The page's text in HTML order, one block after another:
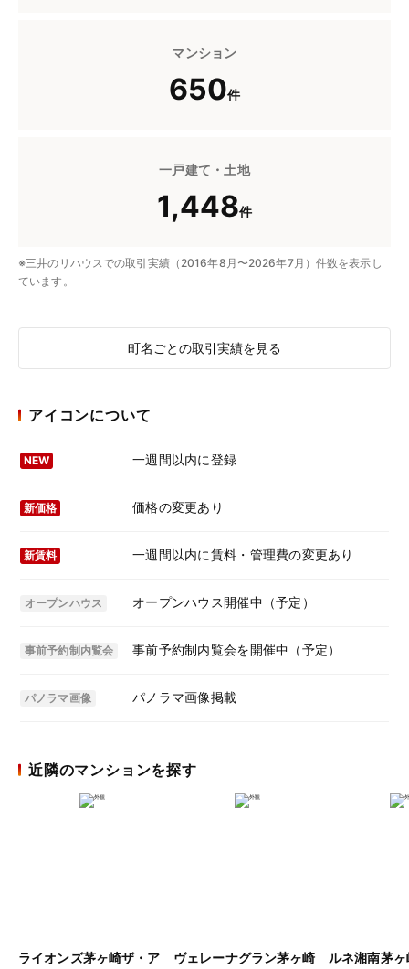
マンション
650件
一戸建て・土地
1,448件
※三井のリハウスでの取引実績（2016年8月〜2026年7月）件数を表示し
ています。
町名ごとの取引実績を見る
アイコンについて
NEW 一週間以内に登録
新価格 価格の変更あり
新賃料 一週間以内に賃料・管理費の変更あり
オープンハウス オープンハウス開催中（予定）
事前予約制内覧会 事前予約制内覧会を開催中（予定）
パノラマ画像 パノラマ画像掲載
近隣のマンションを探す
ライオンズ茅ヶ崎ザ・ア
ヴェレーナグラン茅ヶ崎
ルネ湘南茅ヶ